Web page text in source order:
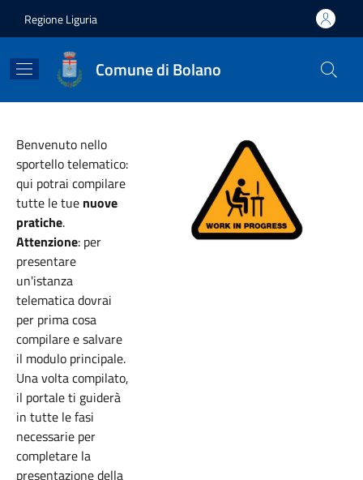
Regione Liguria
Comune di Bolano
Benvenuto nello
sportello telematico:
qui potrai compilare
tutte le tue nuove
pratiche.
Attenzione: per
presentare
un'istanza
telematica dovrai
per prima cosa
compilare e salvare
il modulo principale.
Una volta compilato,
il portale ti guiderà
in tutte le fasi
necessarie per
completare la
presentazione della